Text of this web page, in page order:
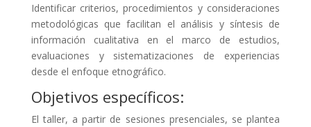
Identificar criterios, procedimientos y consideraciones
metodológicas que facilitan el análisis y síntesis de
información cualitativa en el marco de estudios,
evaluaciones y sistematizaciones de experiencias
desde el enfoque etnográfico.
Objetivos específicos:
El taller, a partir de sesiones presenciales, se plantea